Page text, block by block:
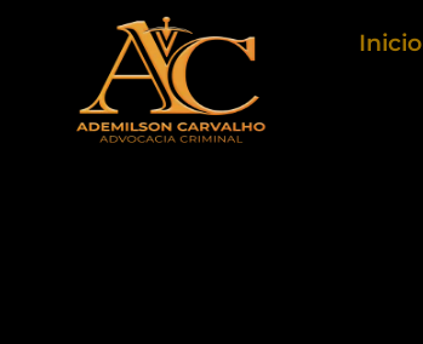
conteúdo
Inicio